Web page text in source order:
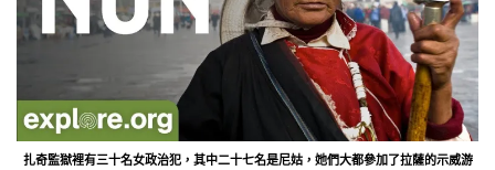
扎奇監獄裡有三十名女政治犯，其中二十七名是尼姑，她們大都參加了拉薩的示威游